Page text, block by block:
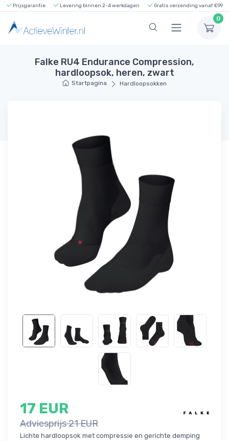
Prijsgarantie Levering binnen 2-4 werkdagen Gratis verzending vanaf €99
0
Falke RU4 Endurance Compression,
hardloopsok, heren, zwart
Startpagina Hardloopsokken
17 EUR
Adviesprijs 21 EUR
Lichte hardloopsok met compressie en gerichte demping